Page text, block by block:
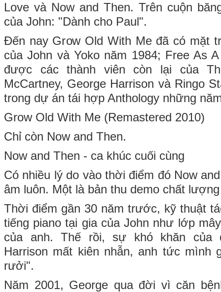
Love và Now and Then. Trên cuộn
của John: "Dành cho Paul".
Đến nay Grow Old With Me đã có mặt
của John và Yoko năm 1984; Free As
được các thành viên còn lại của
McCartney, George Harrison và Ringo
trong dự án tái hợp Anthology những
Grow Old With Me (Remastered 2010)
Chỉ còn Now and Then.
Now and Then - ca khúc cuối cùng
Có nhiều lý do vào thời điểm đó Now
âm luôn. Một là bản thu demo chất
Thời điểm gần 30 năm trước, kỹ thuật
tiếng piano tại gia của John như lớp
của anh. Thế rồi, sự khó khăn của
Harrison mất kiên nhẫn, anh tức mình
rưởi".
Năm 2001, George qua đời vì căn